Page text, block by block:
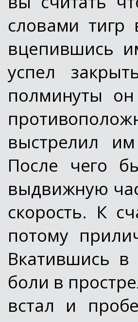
словами тигр
вцепившись
успел
полминуты
выстрелил
После чего
выдвижную
скорость. К
потому
Вкатившись в
боли в
встал и